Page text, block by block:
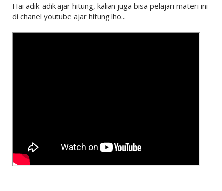
Hai adik-adik ajar hitung, kalian juga bisa pelajari materi ini
di chanel youtube ajar hitung lho...